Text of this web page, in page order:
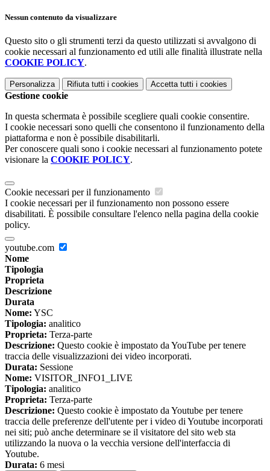
Nessun contenuto da visualizzare
Questo sito o gli strumenti terzi da questo utilizzati si avvalgono di
cookie necessari al funzionamento ed utili alle finalità illustrate nella
COOKIE POLICY.
Personalizza Rifiuta tutti i cookies Accetta tutti i cookies
Gestione cookie
In questa schermata è possibile scegliere quali cookie consentire.
I cookie necessari sono quelli che consentono il funzionamento della
piattaforma e non è possibile disabilitarli.
Per conoscere quali sono i cookie necessari al funzionamento potete
visionare la COOKIE POLICY.
Cookie necessari per il funzionamento
I cookie necessari per il funzionamento non possono essere
disabilitati. È possibile consultare l'elenco nella pagina della cookie
policy.
youtube.com
Nome
Tipologia
Proprieta
Descrizione
Durata
Nome: YSC
Tipologia: analitico
Proprieta: Terza-parte
Descrizione: Questo cookie è impostato da YouTube per tenere
traccia delle visualizzazioni dei video incorporati.
Durata: Sessione
Nome: VISITOR_INFO1_LIVE
Tipologia: analitico
Proprieta: Terza-parte
Descrizione: Questo cookie è impostato da Youtube per tenere
traccia delle preferenze dell'utente per i video di Youtube incorporati
nei siti; può anche determinare se il visitatore del sito web sta
utilizzando la nuova o la vecchia versione dell'interfaccia di
Youtube.
Durata: 6 mesi